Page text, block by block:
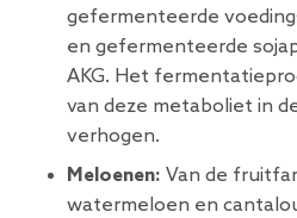
gefermenteerde
en gefermenteerde
AKG. Het
van deze metaboliet in
verhogen.
Meloenen: Van de
watermeloen en